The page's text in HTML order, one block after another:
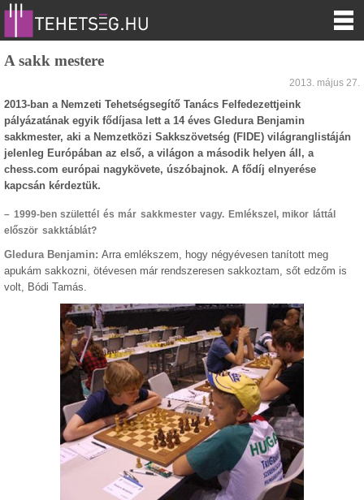
A sakk mestere
2013. május 27.
2013-ban a Nemzeti Tehetségsegítő Tanács Felfedezettjeink
pályázatának egyik fődíjasa lett a 14 éves Gledura Benjamin
sakkmester, aki a Nemzetközi Sakkszövetség (FIDE) világranglistáján
jelenleg Európában az első, a világon a második helyen áll, a
chess.com európai nagykövete, úszóbajnok. A fődíj elnyerése
kapcsán kérdeztük.
– 1999-ben születtél és már sakkmester vagy. Emlékszel, mikor láttál
először sakktáblát?
Gledura Benjamin: Arra emlékszem, hogy négyévesen tanított meg
apukám sakkozni, ötévesen már rendszeresen sakkoztam, sőt edzőm is
volt, Bódi Tamás.